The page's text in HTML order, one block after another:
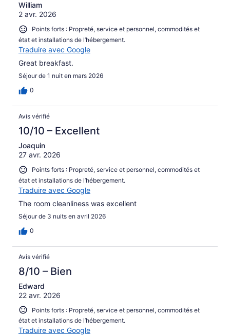
William
2 avr. 2026
Points forts : Propreté, service et personnel, commodités et
état et installations de l’hébergement.
Traduire avec Google
Great breakfast.
Séjour de 1 nuit en mars 2026
0
Avis vérifié
10/10 – Excellent
Joaquin
27 avr. 2026
Points forts : Propreté, service et personnel, commodités et
état et installations de l’hébergement.
Traduire avec Google
The room cleanliness was excellent
Séjour de 3 nuits en avril 2026
0
Avis vérifié
8/10 – Bien
Edward
22 avr. 2026
Points forts : Propreté, service et personnel, commodités et
état et installations de l’hébergement.
Traduire avec Google